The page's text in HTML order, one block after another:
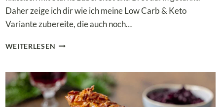
Daher zeige ich dir wie ich meine Low Carb & Keto
Variante zubereite, die auch noch…
WEITERLESEN LOW
OHNE
STÄRKE:
SO
KLAPPT